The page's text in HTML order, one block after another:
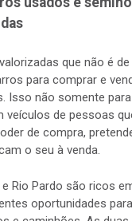
que não é
para comprar e
Isso não somente
veículos de pessoas
de compra,
o seu à venda.
e Rio Pardo são ricos
oportunidades